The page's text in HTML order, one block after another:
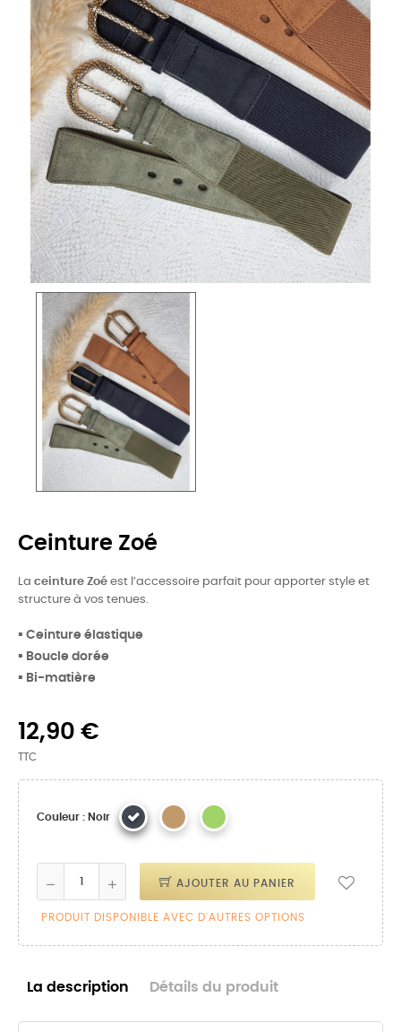
Ceinture Zoé
La ceinture Zoé est l’accessoire parfait pour apporter style et
structure à vos tenues.
▪️ Ceinture élastique
▪️ Boucle dorée
▪️ Bi-matière
12,90 €
TTC
Couleur : Noir
AJOUTER AU PANIER
PRODUIT DISPONIBLE AVEC D'AUTRES OPTIONS
La description Détails du produit